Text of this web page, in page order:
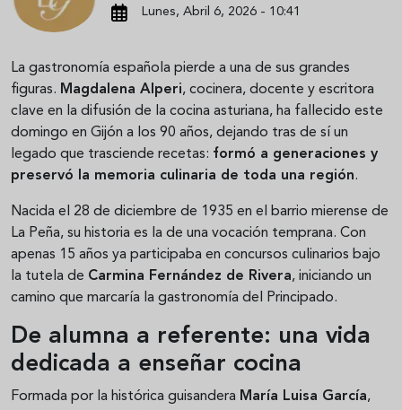
Lunes, Abril 6, 2026 - 10:41
La gastronomía española pierde a una de sus grandes
figuras. Magdalena Alperi, cocinera, docente y escritora
clave en la difusión de la cocina asturiana, ha fallecido este
domingo en Gijón a los 90 años, dejando tras de sí un
legado que trasciende recetas: formó a generaciones y
preservó la memoria culinaria de toda una región.
Nacida el 28 de diciembre de 1935 en el barrio mierense de
La Peña, su historia es la de una vocación temprana. Con
apenas 15 años ya participaba en concursos culinarios bajo
la tutela de Carmina Fernández de Rivera, iniciando un
camino que marcaría la gastronomía del Principado.
De alumna a referente: una vida
dedicada a enseñar cocina
Formada por la histórica guisandera María Luisa García,